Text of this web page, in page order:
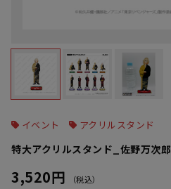
イベント アクリルスタンド
特大アクリルスタンド_佐野万次郎
3,520円 （税込）